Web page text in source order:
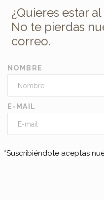
¿Quieres estar
No te pierdas
correo.
NOMBRE
E-MAIL
*Suscribiéndote aceptas